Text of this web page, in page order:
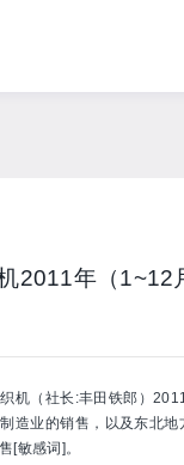
2011年（
机（社长:丰田铁郎）
造业的销售，以及东北
[敏感词]。